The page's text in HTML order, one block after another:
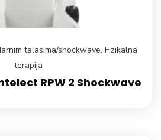
talasima/shockwave, Fizikalna
terapija
RPW 2 Shockwave